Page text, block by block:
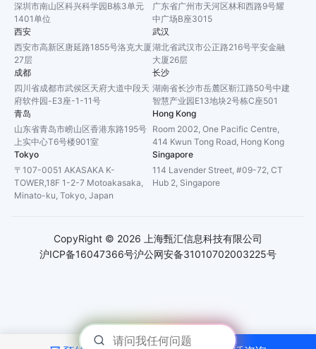
深圳市南山区科兴科学园B栋3单元
1401单位
广东省广州市天河区林和西路9号耀
中广场B座3015
西安
西安市高新区唐延路1855号洛克大厦
27层
武汉
湖北省武汉市公正路216号平安金融
大厦26层
成都
四川省成都市武侯区天府大道中段天
府软件园-E3座-1-11号
长沙
湖南省长沙市岳麓区靳江路50号中建
智慧产业园E13地块2号栋C座501
青岛
山东省青岛市崂山区香港东路195号
上实中心T6号楼901室
Hong Kong
Room 2002, One Pacific Centre,
414 Kwun Tong Road, Hong Kong
Tokyo
〒107-0051 AKASAKA K-
TOWER,18F 1-2-7 Motoakasaka,
Minato-ku, Tokyo, Japan
Singapore
114 Lavender Street, #09-72, CT
Hub 2, Singapore
沪ICP备16047366号沪公网安备31010702003225号
CopyRight © 2026 上海甄汇信息科技有限公司